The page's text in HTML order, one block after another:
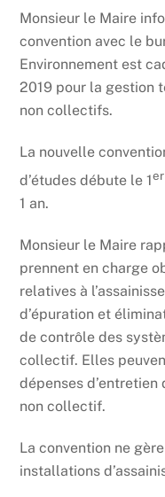
Monsieur le Maire
convention avec le
Environnement est
2019 pour la gestion
non collectifs.
La nouvelle
d’études débute le 1er
1 an.
Monsieur le Maire
prennent en charge
relatives à
d’épuration et
de contrôle des
collectif. Elles
dépenses d’entretien
non collectif.
La convention ne
installations